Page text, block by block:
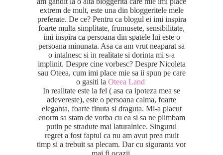
extrem de mult, este una din bloggeritele mele
preferate. De ce? Pentru ca blogul ei imi inspira
foarte multa simplitate, frumusete, sensibilitate,
imi inspira ca persoana din spatele lui este o
persoana minunata. Asa ca am vrut neaparat sa
o intalnesc si in realitate si dorinta mi s-a
implinit. Despre cine vorbesc? Despre Nicoleta
sau Oteea, cum imi place mie sa ii spun pe care
o gasiti la Oteea Land
In realitate este la fel ( asa ca ipoteza mea se
adevereste), este o persoana calma, foarte
eleganta, foarte finuta si draguta. Mi-a placut
enorm sa stam de vorba cu ea si sa ne plimbam
putin pe stradute mai laturalnice. Singurul
regret a fost faptul ca nu am avut prea mult
timp si a trebuit sa plecam. Dar cu siguranta vor
mai fi ocazii.